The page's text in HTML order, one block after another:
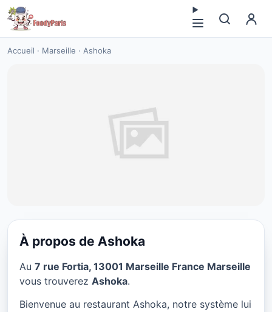
Accueil · Marseille · Ashoka
Ashoka à Marseille
À propos de Ashoka
Au 7 rue Fortia, 13001 Marseille France Marseille
vous trouverez Ashoka.
Bienvenue au restaurant Ashoka, notre système lui